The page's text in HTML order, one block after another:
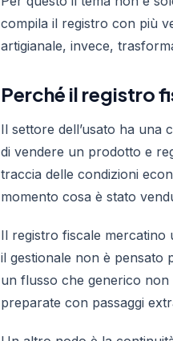
compila il registro con più
artigianale, invece,
Perché il registro
Il settore dell’usato ha una
di vendere un prodotto e
traccia delle condizioni
momento cosa è stato
Il registro fiscale mercatino
il gestionale non è pensato
un flusso che generico non
preparate con passaggi